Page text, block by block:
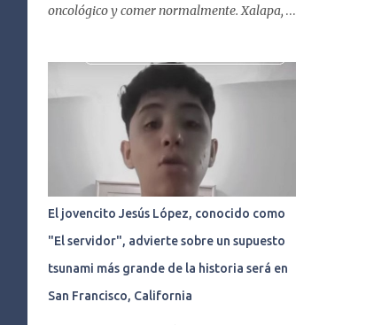
oncológico y comer normalmente. Xalapa,
Libre.- La Clínica del ISSSTE de Xalapa es de
las únicas en el Estado que ha realizado más
de 2 mil procedimientos endoscópicos
anuales entre los que se incluyen
endoscopia, colonoscopia y
colangiopancreatografía retrógrada
endoscópica (CPRE), con equipo de alta
tecnología de videoendoscopia gástrica y
con especialistas certificados. Además se
cuenta con endoscopios de última tecnología
que permiten diagnósticos con mayor
certeza y sin dolor para el paciente, a través
El jovencito Jesús López, conocido como
"El servidor", advierte sobre un supuesto
tsunami más grande de la historia será en
San Francisco, California